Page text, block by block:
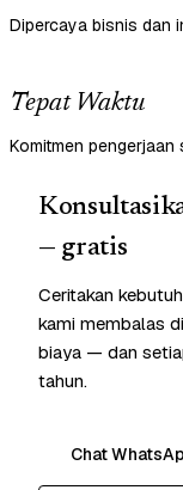
Dipercaya bisnis dan
Tepat Waktu
Komitmen
— gratis
Ceritakan
kami membalas
biaya — dan
tahun.
Chat